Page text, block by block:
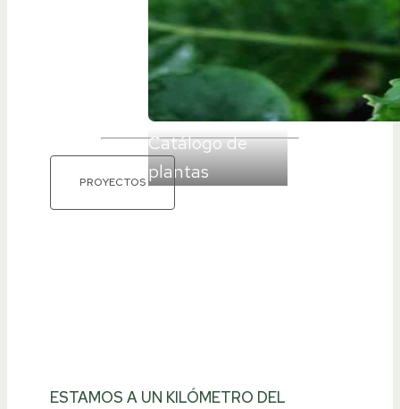
Catálogo de
plantas
PROYECTOS
ESTAMOS A UN KILÓMETRO DEL